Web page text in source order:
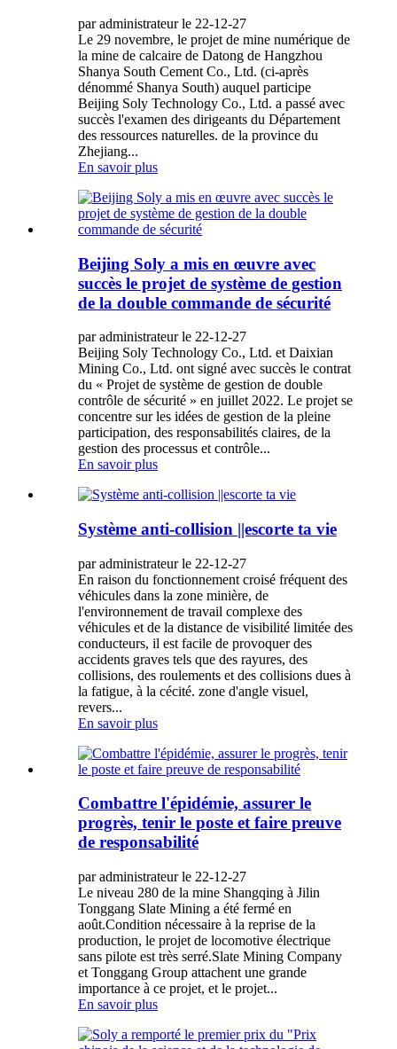
par administrateur le 22-12-27
Le 29 novembre, le projet de mine numérique de
la mine de calcaire de Datong de Hangzhou
Shanya South Cement Co., Ltd. (ci-après
dénommé Shanya South) auquel participe
Beijing Soly Technology Co., Ltd. a passé avec
succès l'examen des dirigeants du Département
des ressources naturelles. de la province du
Zhejiang...
En savoir plus
Beijing Soly a mis en œuvre avec
succès le projet de système de gestion
de la double commande de sécurité
par administrateur le 22-12-27
Beijing Soly Technology Co., Ltd. et Daixian
Mining Co., Ltd. ont signé avec succès le contrat
du « Projet de système de gestion de double
contrôle de sécurité » en juillet 2022. Le projet se
concentre sur les idées de gestion de la pleine
participation, des responsabilités claires, de la
gestion des processus et contrôle...
En savoir plus
Système anti-collision ||escorte ta vie
par administrateur le 22-12-27
En raison du fonctionnement croisé fréquent des
véhicules dans la zone minière, de
l'environnement de travail complexe des
véhicules et de la distance de visibilité limitée des
conducteurs, il est facile de provoquer des
accidents graves tels que des rayures, des
collisions, des roulements et des collisions dues à
la fatigue, à la cécité. zone d'angle visuel,
revers...
En savoir plus
Combattre l'épidémie, assurer le
progrès, tenir le poste et faire preuve
de responsabilité
par administrateur le 22-12-27
Le niveau 280 de la mine Shangqing à Jilin
Tonggang Slate Mining a été fermé en
août.Condition nécessaire à la reprise de la
production, le projet de locomotive électrique
sans pilote est très serré.Slate Mining Company
et Tonggang Group attachent une grande
importance à ce projet, et le projet...
En savoir plus